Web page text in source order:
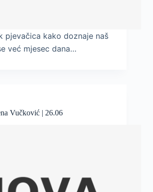
pjevačica kako doznaje naš
već mjesec dana…
Vučković | 26.06